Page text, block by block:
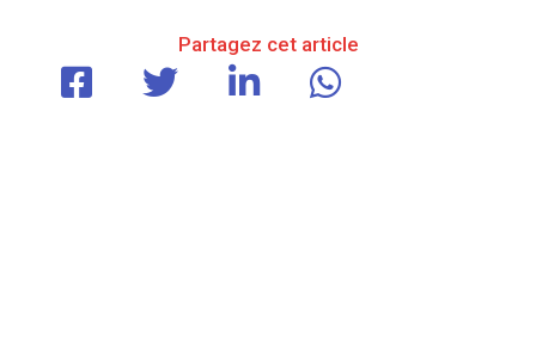
Partagez cet article